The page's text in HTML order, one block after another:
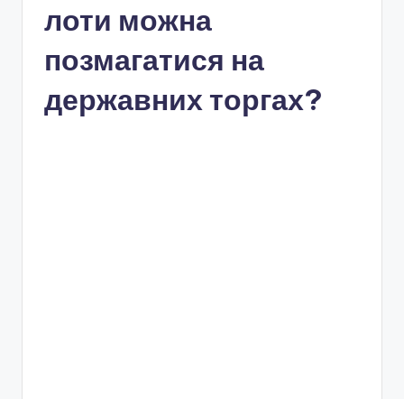
лоти можна
позмагатися на
державних торгах?